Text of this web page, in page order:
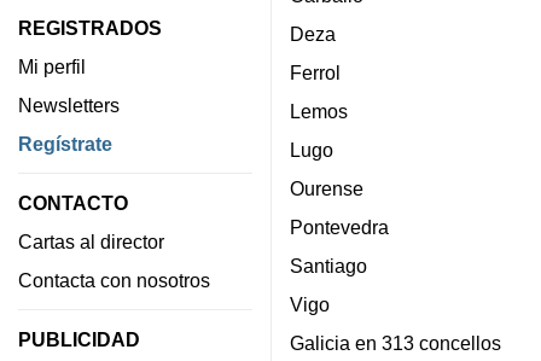
REGISTRADOS
Mi perfil
Newsletters
Regístrate
CONTACTO
Cartas al director
Contacta con nosotros
PUBLICIDAD
Deza
Ferrol
Lemos
Lugo
Ourense
Pontevedra
Santiago
Vigo
Galicia en 313 concellos